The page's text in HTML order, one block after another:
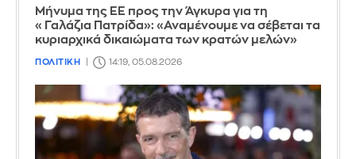
Μήνυμα της ΕΕ προς την Άγκυρα για τη
«Γαλάζια Πατρίδα»: «Αναμένουμε να σέβεται τα
κυριαρχικά δικαιώματα των κρατών μελών»
ΠΟΛΙΤΙΚΗ 14:19, 05.08.2026